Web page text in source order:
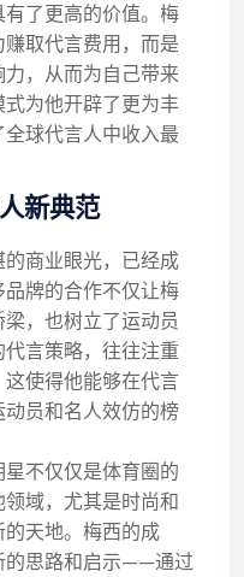
了更高的价值。梅
取代言费用，而是
，从而为自己带来
为他开辟了更为丰
球代言人中收入最
新典范
商业眼光，已经成
牌的合作不仅让梅
，也树立了运动员
言策略，往往注重
使得他能够在代言
员和名人效仿的榜
不仅仅是体育圈的
域，尤其是时尚和
天地。梅西的成
的思路和启示——通过